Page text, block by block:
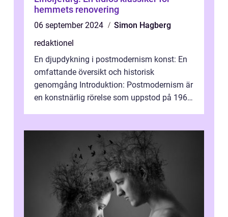
hemmets renovering
06 september 2024
Simon Hagberg
redaktionel
En djupdykning i postmodernism konst: En
omfattande översikt och historisk
genomgång Introduktion: Postmodernism är
en konstnärlig rörelse som uppstod på 1960-